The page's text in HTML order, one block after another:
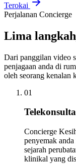
Terokai
Perjalanan Concierge
Lima
Dari panggilan video
penjagaan anda di
oleh seorang kenalan
01
Concierge
penyemak
sejarah
klinikal yang